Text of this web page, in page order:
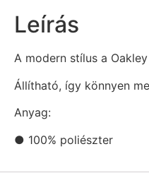
Leírás
A modern stílus a
Állítható, így könnyen
Anyag:
● 100% poliészter